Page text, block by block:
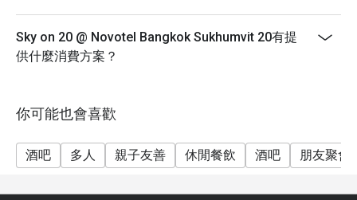
Sky on 20 @ Novotel Bangkok Sukhumvit 20有提
供什麼消費方案？
你可能也會喜歡
酒吧 多人 親子友善 休閒餐飲 酒吧 朋友聚會